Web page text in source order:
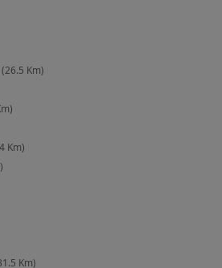
(26.5 Km)
Km)
Km)